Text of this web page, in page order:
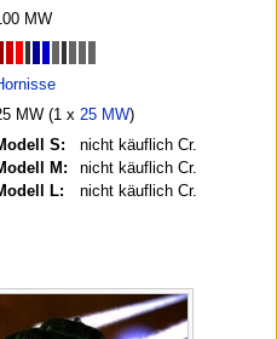
MW
MW (1 x 25 MW)
S:
M:
L:
nicht käuflich Cr.
nicht käuflich Cr.
nicht käuflich Cr.